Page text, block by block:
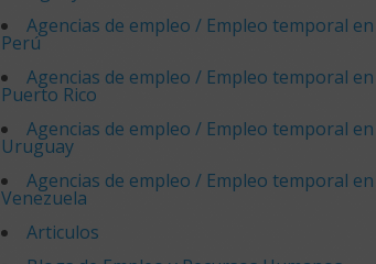
Agencias de empleo / Empleo temporal en
Perú
Agencias de empleo / Empleo temporal en
Puerto Rico
Agencias de empleo / Empleo temporal en
Uruguay
Agencias de empleo / Empleo temporal en
Venezuela
Articulos